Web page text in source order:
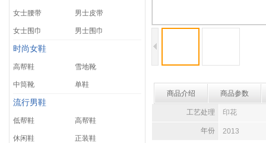
女士腰带 男士皮带
女士围巾 男士围巾
时尚女鞋
高帮鞋 雪地靴
中筒靴 单鞋
流行男鞋
低帮鞋 高帮鞋
休闲鞋 正装鞋
商品介绍 商品参数
工艺处理 印花
年份 2013